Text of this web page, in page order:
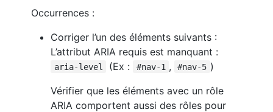
Occurrences :
Corriger l’un des éléments suivants :
L’attribut ARIA requis est manquant :
aria-level (Ex : #nav-1 , #nav-5 )
Vérifier que les éléments avec un rôle
ARIA comportent aussi des rôles pour